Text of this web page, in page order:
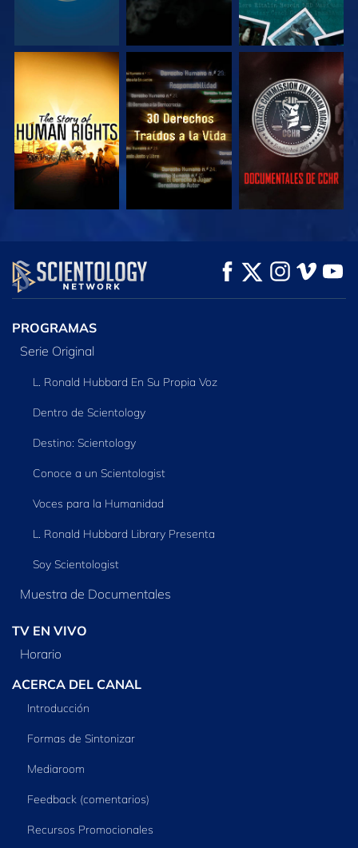
VE VE VE
VE
EXPLORA LAS
SERIES
PROGRAMAS
Serie Original
L. Ronald Hubbard En Su Propia Voz
Dentro de Scientology
Destino: Scientology
Conoce a un Scientologist
Voces para la Humanidad
L. Ronald Hubbard Library Presenta
Soy Scientologist
Muestra de Documentales
TV EN VIVO
Horario
ACERCA DEL CANAL
Introducción
Formas de Sintonizar
Mediaroom
Feedback (comentarios)
Recursos Promocionales